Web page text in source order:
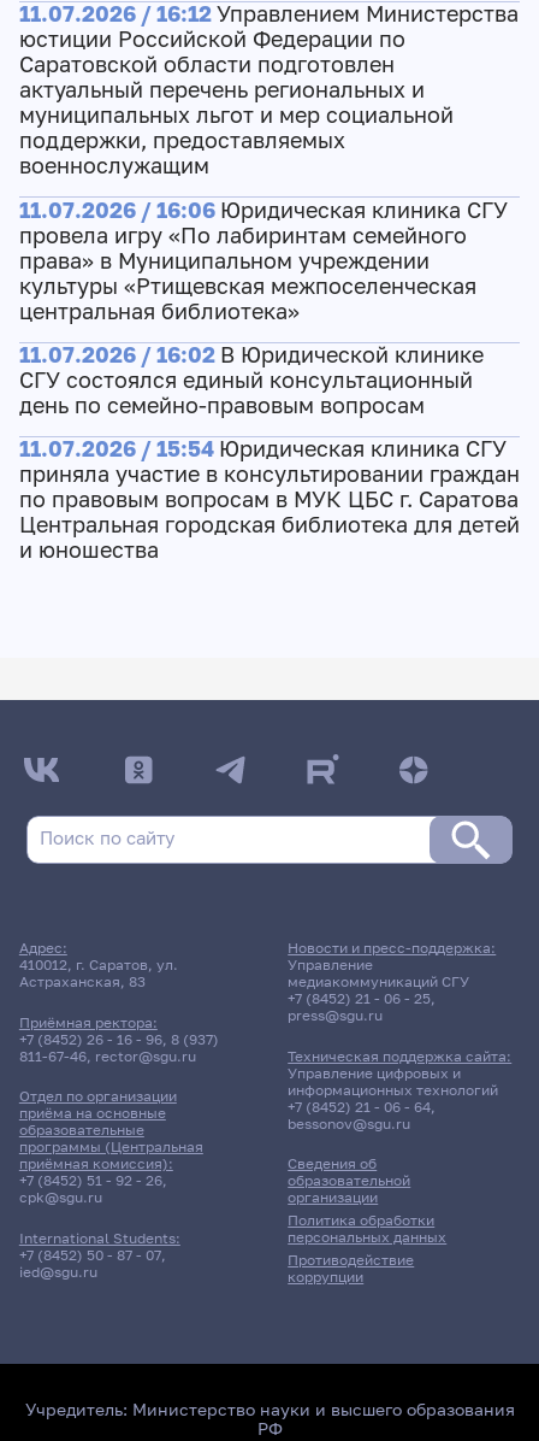
11.07.2026 / 16:12Управлением Министерства
юстиции Российской Федерации по
Саратовской области подготовлен
актуальный перечень региональных и
муниципальных льгот и мер социальной
поддержки, предоставляемых
военнослужащим
11.07.2026 / 16:06 Юридическая клиника СГУ
провела игру «По лабиринтам семейного
права» в Муниципальном учреждении
культуры «Ртищевская межпоселенческая
центральная библиотека»
11.07.2026 / 16:02 В Юридической клинике
СГУ состоялся единый консультационный
день по семейно-правовым вопросам
11.07.2026 / 15:54 Юридическая клиника СГУ
приняла участие в консультировании граждан
по правовым вопросам в МУК ЦБС г. Саратова
Центральная городская библиотека для детей
и юношества
Адрес:
410012, г. Саратов, ул.
Астраханская, 83
Приёмная ректора:
+7 (8452) 26 - 16 - 96, 8 (937)
811-67-46, rector@sgu.ru
Отдел по организации
приёма на основные
образовательные
программы (Центральная
приёмная комиссия):
+7 (8452) 51 - 92 - 26,
cpk@sgu.ru
International Students:
+7 (8452) 50 - 87 - 07,
ied@sgu.ru
Сведения об
образовательной
организации
Политика обработки
персональных данных
Противодействие
коррупции
Новости и пресс-поддержка:
Управление
медиакоммуникаций СГУ
+7 (8452) 21 - 06 - 25,
press@sgu.ru
Техническая поддержка сайта:
Управление цифровых и
информационных технологий
+7 (8452) 21 - 06 - 64,
bessonov@sgu.ru
Учредитель: Министерство науки и высшего образования
РФ